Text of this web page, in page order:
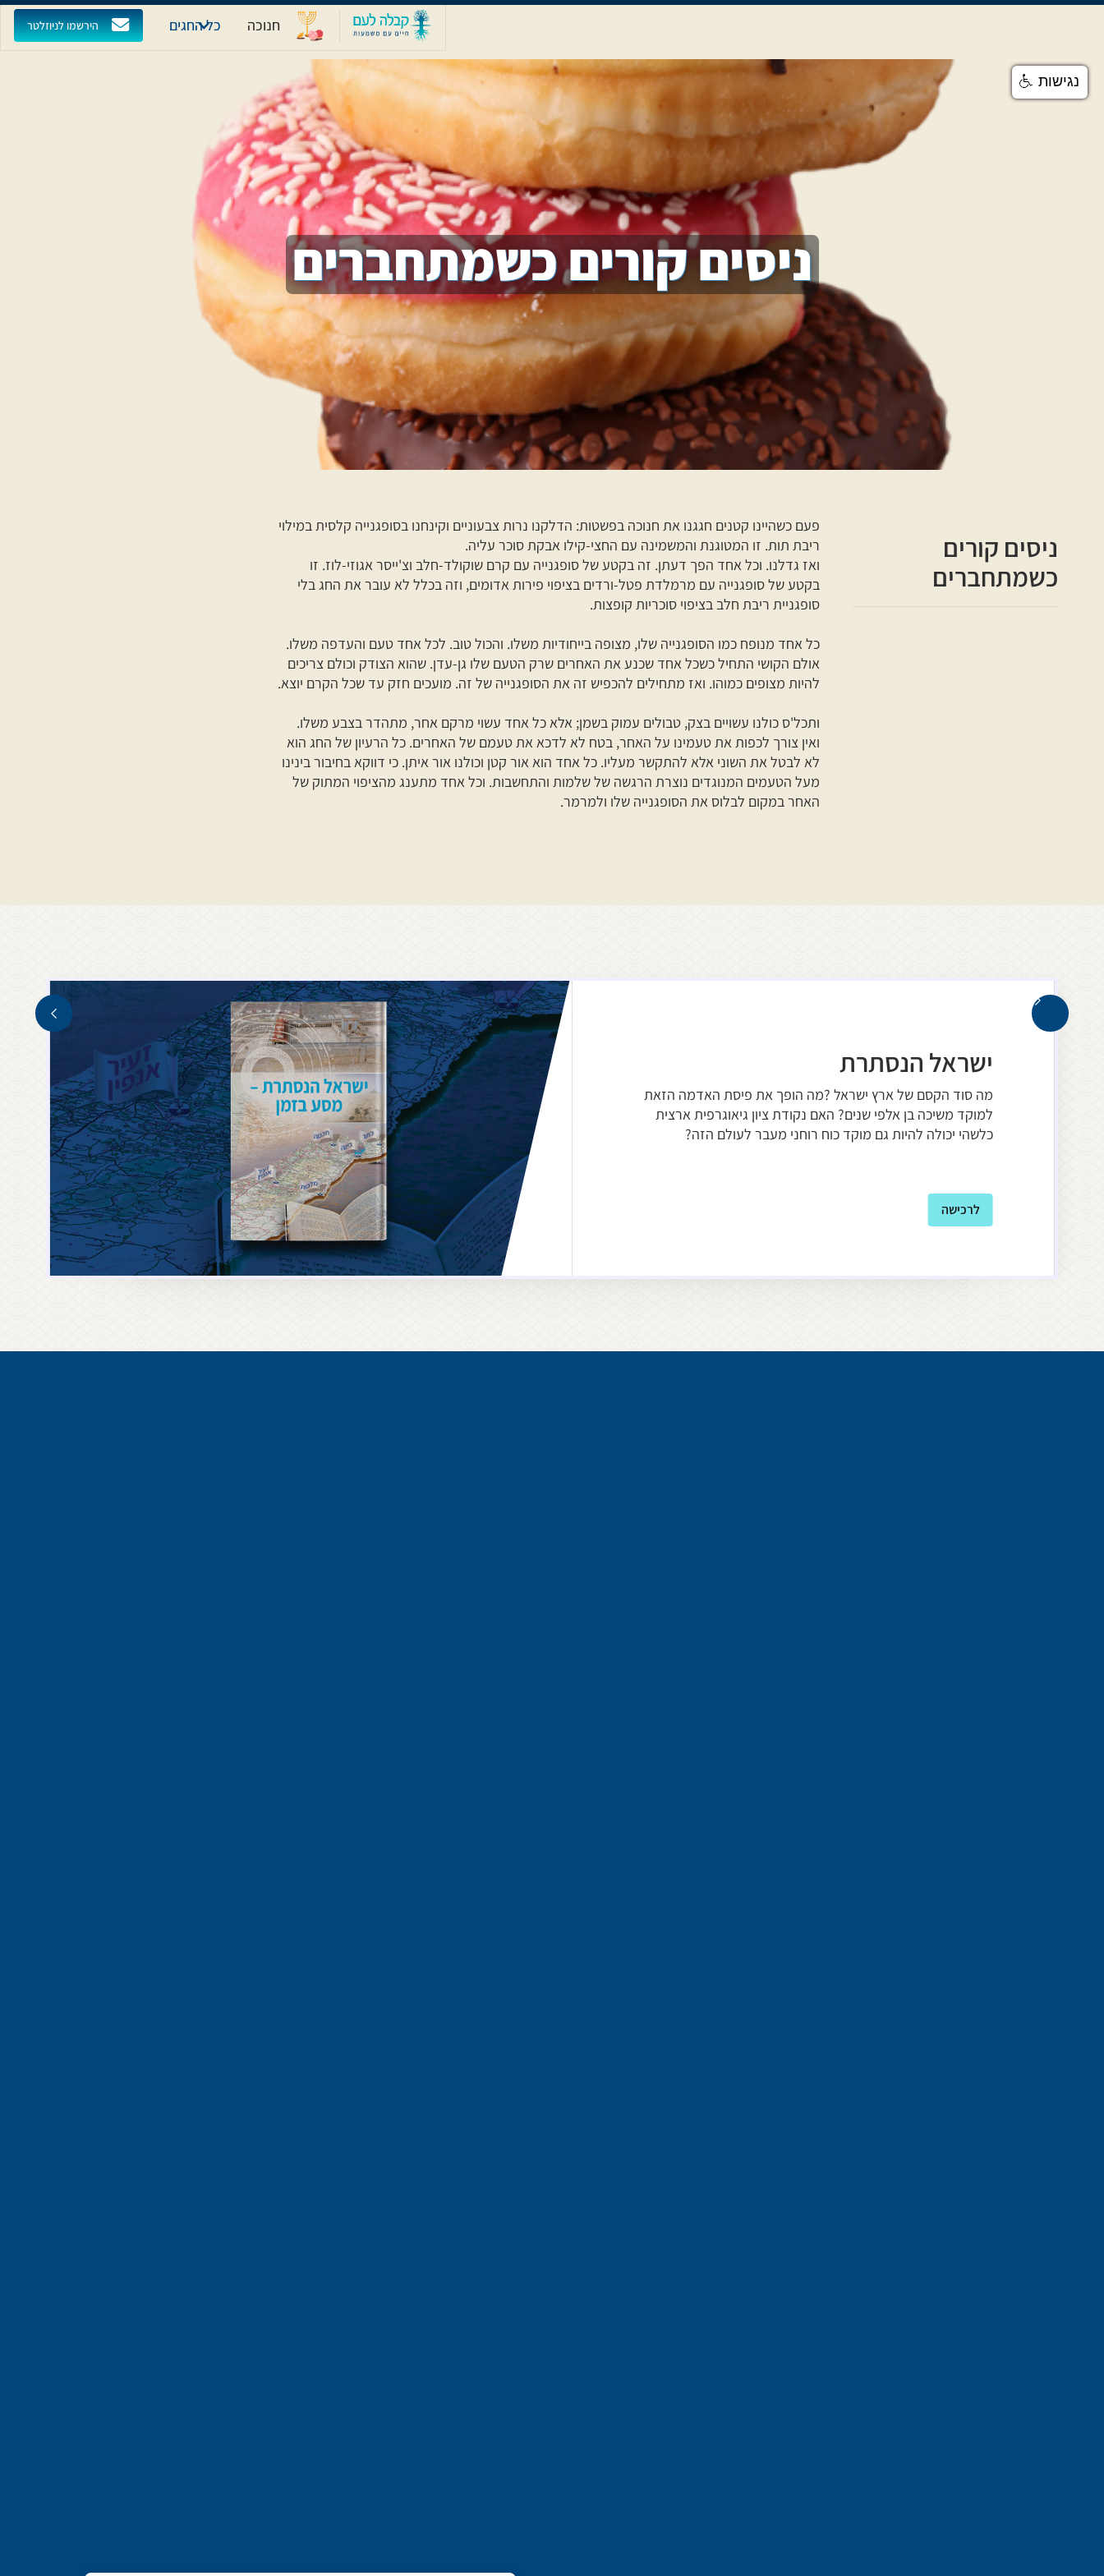
הירשמו לניוזלטר חנוכה כל החגים
ניסים קורים כשמתחברים
פעם כשהיינו קטנים חגגנו את חנוכה בפשטות: הדלקנו נרות צבעוניים וקינחנו בסופגנייה קלסית במילוי
ריבת תות. זו המטוגנת והמשמינה עם החצי-קילו אבקת סוכר עליה.
ואז גדלנו. וכל אחד הפך דעתן. זה בקטע של סופגנייה עם קרם שוקולד-חלב וצ'ייסר אגוזי-לוז. זו
בקטע של סופגנייה עם מרמלדת פטל-ורדים בציפוי פירות אדומים, וזה בכלל לא עובר את החג בלי
סופגניית ריבת חלב בציפוי סוכריות קופצות.
כל אחד מנופח כמו הסופגנייה שלו, מצופה בייחודיות משלו. והכול טוב. לכל אחד טעם והעדפה משלו.
אולם הקושי התחיל כשכל אחד שכנע את האחרים שרק הטעם שלו גן-עדן. שהוא הצודק וכולם צריכים
להיות מצופים כמוהו. ואז מתחילים להכפיש זה את הסופגנייה של זה. מועכים חזק עד שכל הקרם יוצא.
ותכל'ס כולנו עשויים בצק, טבולים עמוק בשמן; אלא כל אחד עשוי מרקם אחר, מתהדר בצבע משלו.
ואין צורך לכפות את טעמינו על האחר, בטח לא לדכא את טעמם של האחרים. כל הרעיון של החג הוא
לא לבטל את השוני אלא להתקשר מעליו. כל אחד הוא אור קטן וכולנו אור איתן. כי דווקא בחיבור בינינו
מעל הטעמים המנוגדים נוצרת הרגשה של שלמות והתחשבות. וכל אחד מתענג מהציפוי המתוק של
האחר במקום לבלוס את הסופגנייה שלו ולמרמר.
ניסים קורים
כשמתחברים
ישראל הנסתרת
מה סוד הקסם של ארץ ישראל ?מה הופך את פיסת האדמה הזאת
למוקד משיכה בן אלפי שנים? האם נקודת ציון גיאוגרפית ארצית
כלשהי יכולה להיות גם מוקד כוח רוחני מעבר לעולם הזה?
לרכישה
נגישות